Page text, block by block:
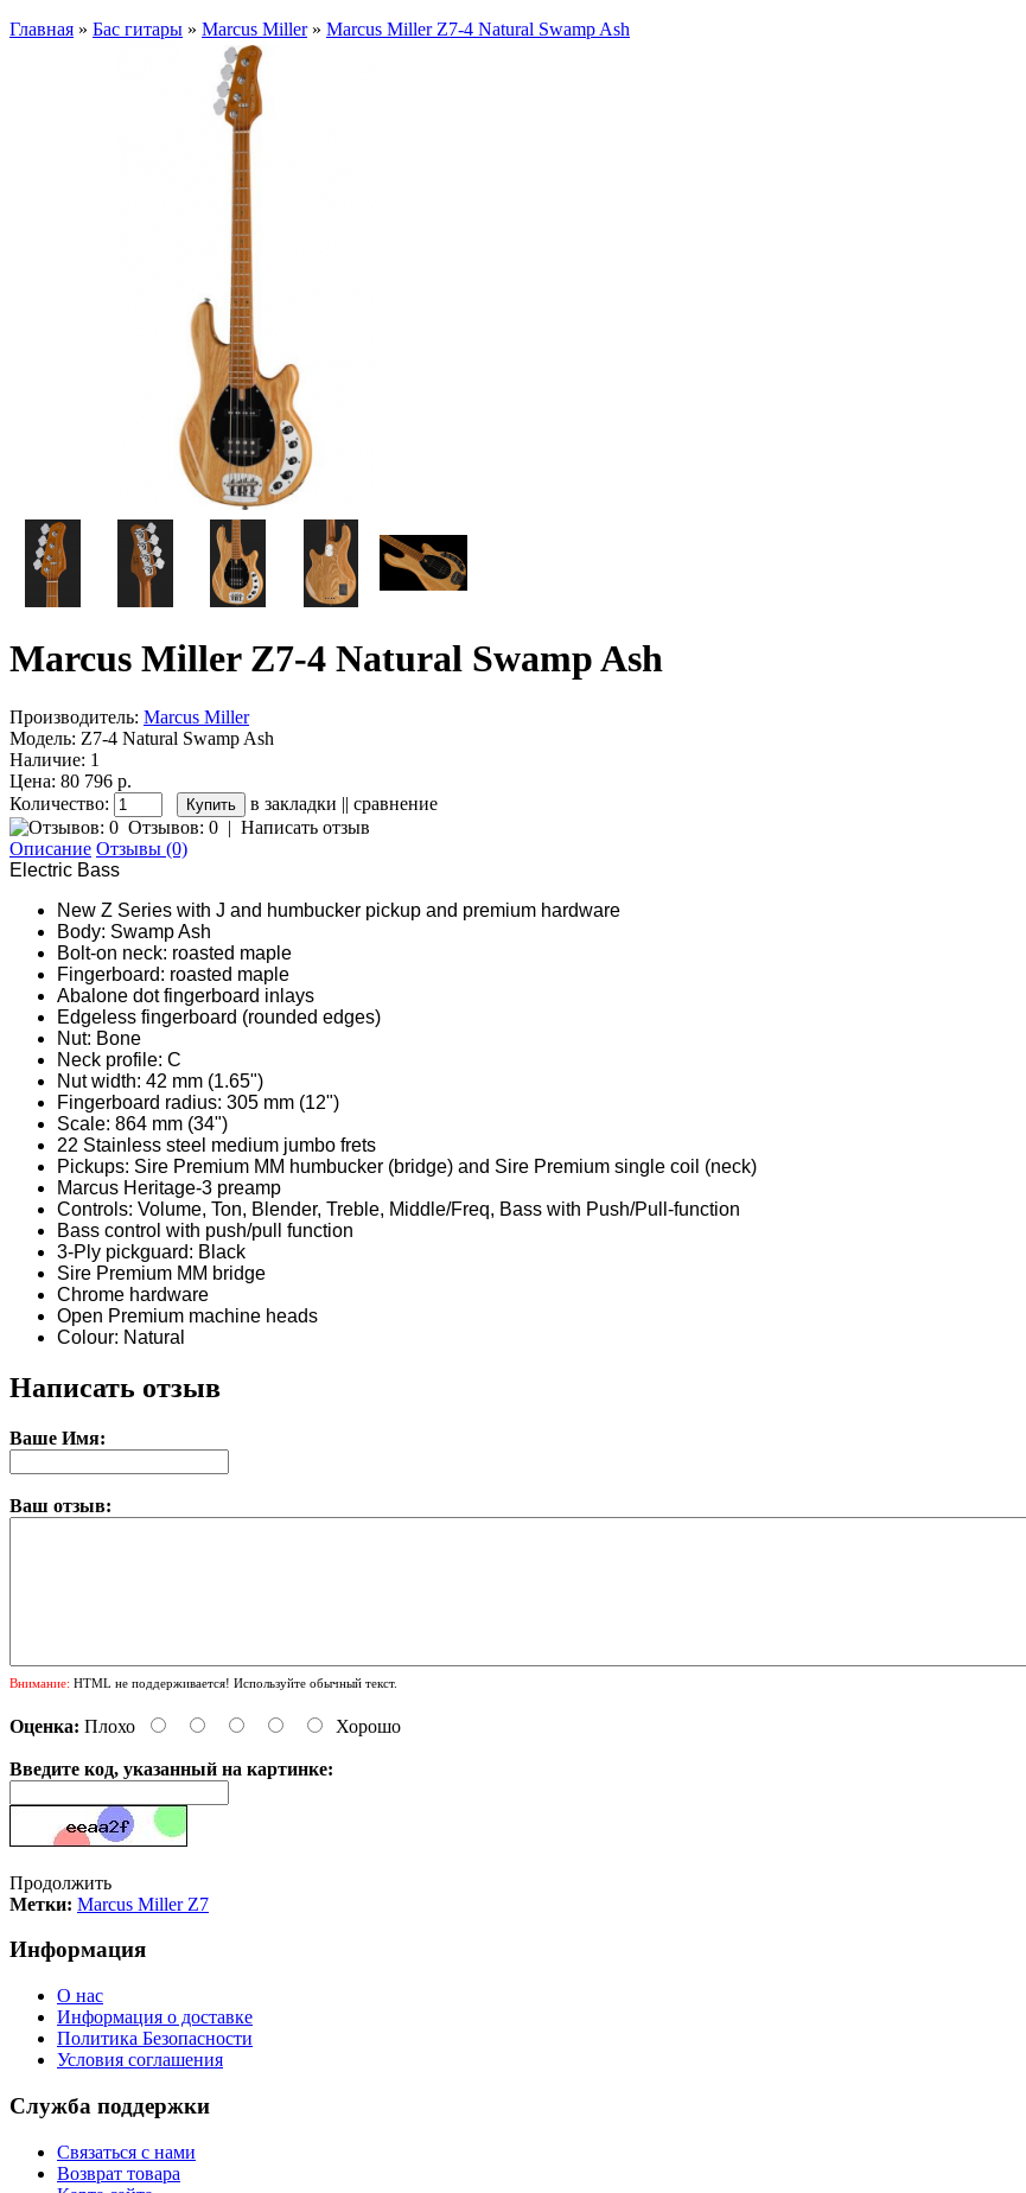
Главная » Бас гитары » Marcus Miller» Marcus Miller Z7-4 Natural Swamp Ash
Marcus Miller Z7-4 Natural Swamp Ash
Производитель: Marcus Miller
Модель: Z7-4 Natural Swamp Ash
Наличие: 1
Цена: 80 796 р.
Количество:
в закладки || сравнение
Отзывов: 0 | Написать отзыв
Описание Отзывы (0)
Electric Bass
New Z Series with J and humbucker pickup and premium hardware
Body: Swamp Ash
Bolt-on neck: roasted maple
Fingerboard: roasted maple
Abalone dot fingerboard inlays
Edgeless fingerboard (rounded edges)
Nut: Bone
Neck profile: C
Nut width: 42 mm (1.65")
Fingerboard radius: 305 mm (12")
Scale: 864 mm (34")
22 Stainless steel medium jumbo frets
Pickups: Sire Premium MM humbucker (bridge) and Sire Premium single coil (neck)
Marcus Heritage-3 preamp
Controls: Volume, Ton, Blender, Treble, Middle/Freq, Bass with Push/Pull-function
Bass control with push/pull function
3-Ply pickguard: Black
Sire Premium MM bridge
Chrome hardware
Open Premium machine heads
Colour: Natural
Написать отзыв
Ваше Имя:
Ваш отзыв:
Внимание: HTML не поддерживается! Используйте обычный текст.
Оценка: Плохо Хорошо
Введите код, указанный на картинке:
Продолжить
Метки: Marcus Miller Z7
Информация
О нас
Информация о доставке
Политика Безопасности
Условия соглашения
Служба поддержки
Связаться с нами
Возврат товара